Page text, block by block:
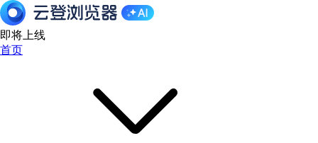
即将上线
首页